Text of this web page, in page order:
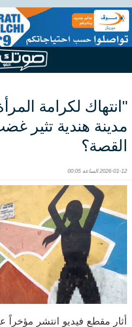
"انتهاك لكرامة
مدينة هندية تثير
القصة؟
2026-01-12 الساعة 00:05
أثار مقطع فيديو انتشر